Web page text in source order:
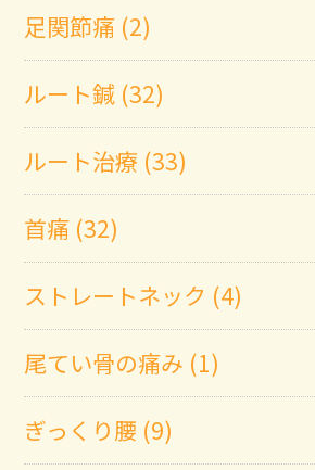
足関節痛 (2)
ルート鍼 (32)
ルート治療 (33)
首痛 (32)
ストレートネック (4)
尾てい骨の痛み (1)
ぎっくり腰 (9)